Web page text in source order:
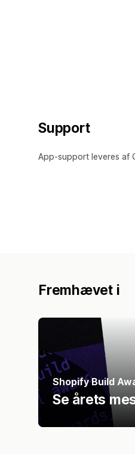
Support
App-support leveres af
Fremhævet i
Shopify Build
Se årets